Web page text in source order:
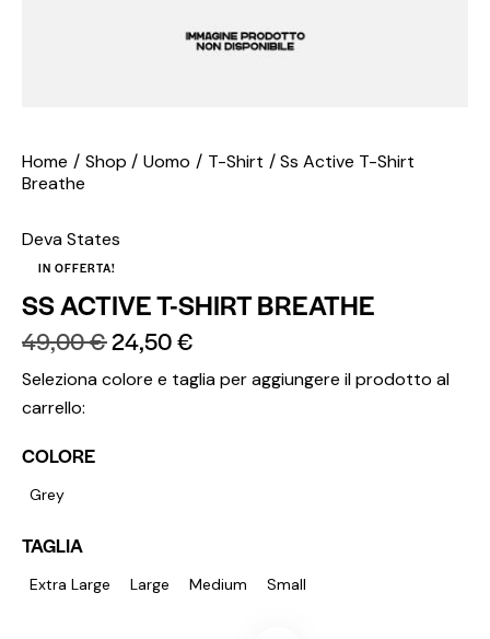
Home Shop Uomo T-Shirt
Ss Active T-Shirt
Breathe
Deva States
IN OFFERTA!
SS ACTIVE T-SHIRT BREATHE
49,00€24,50€
Seleziona colore e taglia per aggiungere il prodotto al
carrello:
COLORE
Grey
TAGLIA
Extra Large Large Medium Small